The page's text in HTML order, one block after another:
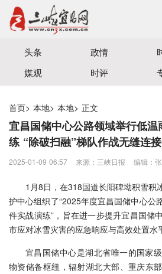
宜昌三峡融媒体中心主办
头条 政情
媒观
时评
首页> 本地> 本地> 正文
宜昌国储中心公路领域举行低
练 “除破扫融”梯队作战无缝连接
2025-01-09 06:57 来源：三峡日报 编辑：
1月8日，在318国道长阳碑坳积雪积
护中心组织了“2025年度宜昌国储中心公
件实战演练”，旨在进一步提升宜昌国储
市应对冰雪灾害的应急响应与高效处置水
宜昌国储中心是湖北省唯一的国家
物资储备枢纽，辐射湖北大部、重庆东